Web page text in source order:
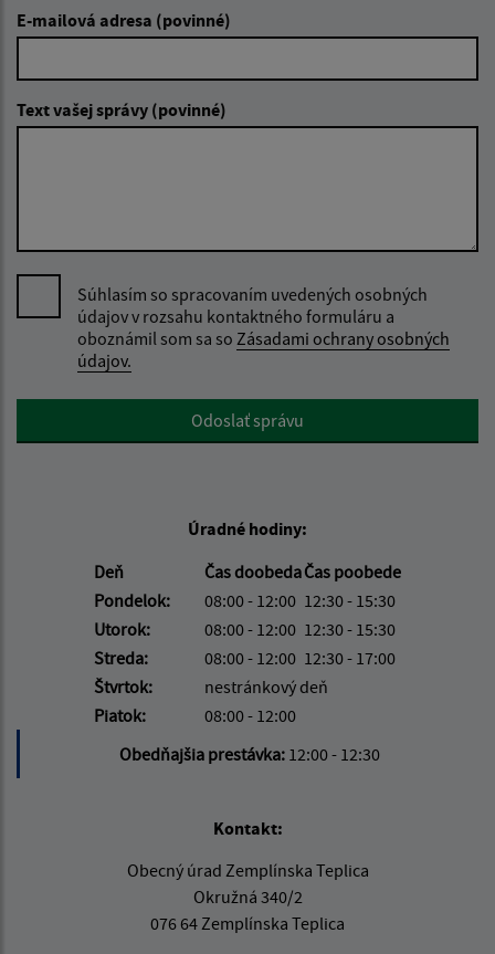
E-mailová adresa (povinné)
Text vašej správy (povinné)
Súhlasím so spracovaním uvedených osobných
údajov v rozsahu kontaktného formuláru a
oboznámil som sa so Zásadami ochrany osobných
údajov.
Google reCaptcha ResponseOdoslať správu
Úradné hodiny:
Deň
Čas doobedaČas poobede
Pondelok:
08:00 - 12:00 12:30 - 15:30
Utorok:
08:00 - 12:00 12:30 - 15:30
Streda:
08:00 - 12:00 12:30 - 17:00
Štvrtok:
nestránkový deň
Piatok:
08:00 - 12:00
Obedňajšia prestávka: 12:00 - 12:30
Kontakt:
Obecný úrad Zemplínska Teplica
Okružná 340/2
076 64 Zemplínska Teplica